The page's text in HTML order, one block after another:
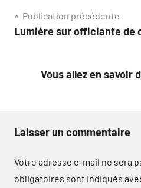
Navigation
de
Publication précédente
Lumière sur officiante de
Vous allez en savoir
Laisser un commentaire
Votre adresse e-mail ne sera
obligatoires sont indiqués